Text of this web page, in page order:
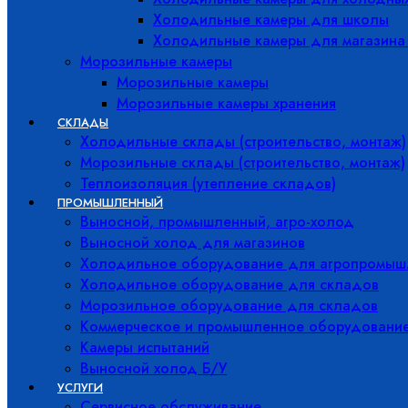
Холодильные камеры для школы
Холодильные камеры для магазина
Морозильные камеры
Морозильные камеры
Морозильные камеры хранения
СКЛАДЫ
Холодильные склады (строительство, монтаж)
Морозильные склады (строительство, монтаж)
Теплоизоляция (утепление складов)
ПРОМЫШЛЕННЫЙ
Выносной, промышленный, агро-холод
Выносной холод для магазинов
Холодильное оборудование для
Холодильное оборудование для складов
Морозильное оборудование для складов
Коммерческое и промышленное
Камеры испытаний
Выносной холод Б/У
УСЛУГИ